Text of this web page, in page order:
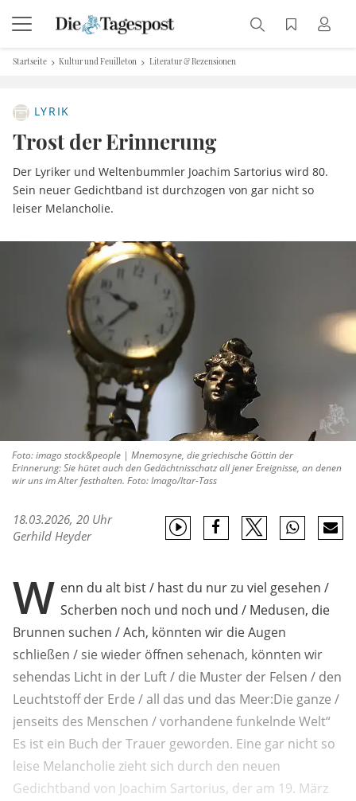
Startseite Kultur und Feuilleton Literatur & Rezensionen
LYRIK
Trost der Erinnerung
Der Lyriker und Weltenbummler Joachim Sartorius wird 80.
Sein neuer Gedichtband ist durchzogen von gar nicht so
leiser Melancholie.
Foto: imago stock&people | Mnemosyne, die griechische Göttin der
Erinnerung: Sie hütet auch den Gedächtnisschatz all jener Ereignisse, an denen
wir uns im Alter festhalten. Foto: Imago/Itar-Tass
18.03.2026, 20 Uhr
Gerhild Heyder
W enn du alt bist / hast du nur zu viel gesehen /
Scherben noch und noch und / Medusen, die
Brunnen suchen / Ach, könnten wir die Augen
schließen / sie wieder öffnen sehenach, könnten wir
sehendas Licht in der Luft / die Muster der Felsen / den
Leuchtstoff der Erde / all das und das Meer:Die ganze /
jenseits des Menschen / vorhandene funkelnde Welt“
Es ist ein Buch der Trauer geworden. Eine gar nicht so
leise Melancholie zieht sich durch den neuen
Gedichtband von Joachim Sartorius, der am 19. März